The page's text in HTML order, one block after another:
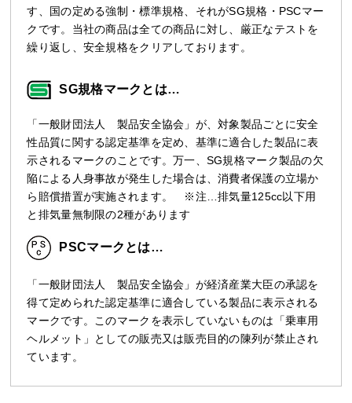
す、国の定める強制・標準規格、それがSG規格・PSCマー
クです。当社の商品は全ての商品に対し、厳正なテストを
繰り返し、安全規格をクリアしております。
SG規格マークとは…
「一般財団法人 製品安全協会」が、対象製品ごとに安全
性品質に関する認定基準を定め、基準に適合した製品に表
示されるマークのことです。万一、SG規格マーク製品の欠
陥による人身事故が発生した場合は、消費者保護の立場か
ら賠償措置が実施されます。 ※注…排気量125cc以下用
と排気量無制限の2種があります
PSCマークとは…
「一般財団法人 製品安全協会」が経済産業大臣の承認を
得て定められた認定基準に適合している製品に表示される
マークです。このマークを表示していないものは「乗車用
ヘルメット」としての販売又は販売目的の陳列が禁止され
ています。